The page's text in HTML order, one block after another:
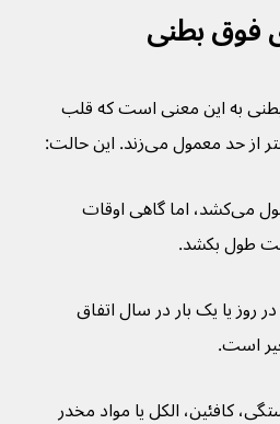
فوق بطنی
به این معنی است که قلب
معمول می‌زند. این حالت:
معمولا چند دقیقه طول می‌کشد، اما گاهی اوقات
روز یا یک بار در سال اتفاق
است.
کافئین، الکل یا مواد مخدر